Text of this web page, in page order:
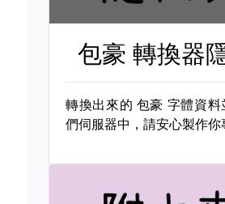
包豪 轉換器
轉換出來的 包豪 字體資
們伺服器中，請安心製作你